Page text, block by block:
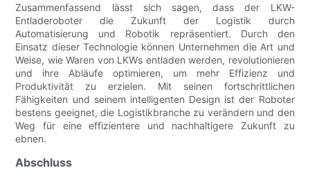
Zusammenfassend lässt sich sagen, dass der LKW-
Entladeroboter die Zukunft der Logistik durch
Automatisierung und Robotik repräsentiert. Durch den
Einsatz dieser Technologie können Unternehmen die Art und
Weise, wie Waren von LKWs entladen werden, revolutionieren
und ihre Abläufe optimieren, um mehr Effizienz und
Produktivität zu erzielen. Mit seinen fortschrittlichen
Fähigkeiten und seinem intelligenten Design ist der Roboter
bestens geeignet, die Logistikbranche zu verändern und den
Weg für eine effizientere und nachhaltigere Zukunft zu
ebnen.
Abschluss